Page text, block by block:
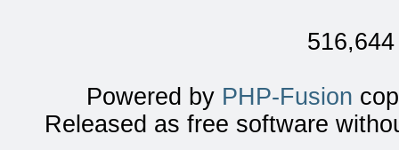
Powered by PHP-Fusion
Released as free software